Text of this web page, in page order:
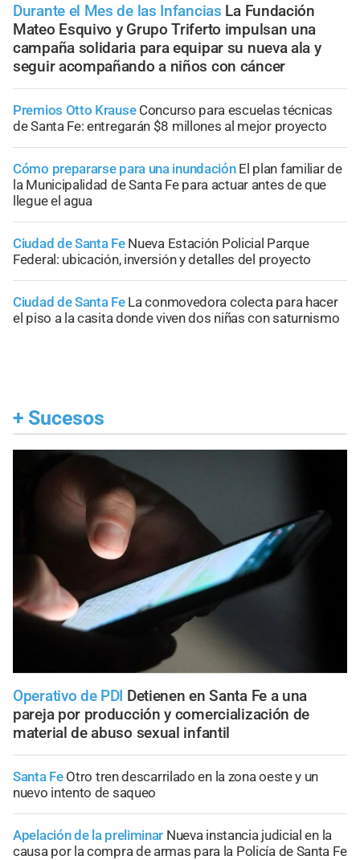
Durante el Mes de las Infancias La Fundación
Mateo Esquivo y Grupo Triferto impulsan una
campaña solidaria para equipar su nueva ala y
seguir acompañando a niños con cáncer
Premios Otto Krause Concurso para escuelas técnicas
de Santa Fe: entregarán $8 millones al mejor proyecto
Cómo prepararse para una inundación El plan familiar de
la Municipalidad de Santa Fe para actuar antes de que
llegue el agua
Ciudad de Santa Fe Nueva Estación Policial Parque
Federal: ubicación, inversión y detalles del proyecto
Ciudad de Santa Fe La conmovedora colecta para hacer
el piso a la casita donde viven dos niñas con saturnismo
+ Sucesos
Operativo de PDI Detienen en Santa Fe a una
pareja por producción y comercialización de
material de abuso sexual infantil
Santa Fe Otro tren descarrilado en la zona oeste y un
nuevo intento de saqueo
Apelación de la preliminar Nueva instancia judicial en la
causa por la compra de armas para la Policía de Santa Fe